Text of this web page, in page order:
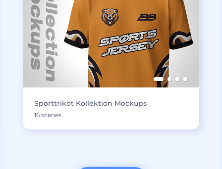
Sporttrikot Kollektion Mockups
16 scenes